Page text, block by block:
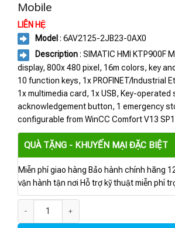
Mobile
LIÊN HỆ
Model : 6AV2125-2JB23-0AX0
Description: SIMATIC HMI KTP900F
display, 800x 480 pixel, 16m colors, key
10 function keys, 1x PROFINET/Industrial
1x multimedia card, 1x USB, Key-operated
acknowledgement button, 1 emergency
configurable from WinCC Comfort V13 SP1
QUÀ TẶNG - KHUYẾN MẠI ĐẶC BIỆT
Miễn phí giao hàng Bảo hành chính hãng
vận hành tận nơi Hỗ trợ kỹ thuật miễn phí